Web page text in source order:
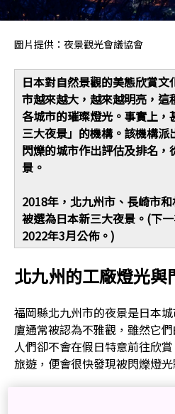
圖片提供：夜景觀光會議協會
日本對自然景觀的美態欣賞
市越來越大，越來越明亮，
各城市的璀璨燈光。事實上
三大夜景」的機構。該機構
閃爍的城市作出評估及排名
景。
2018年，北九州市、長崎市
被選為日本新三大夜景。(下
2022年3月公佈。)
北九州的工廠燈光
福岡縣北九州市的夜景是日本
廈通常被認為不雅觀，雖然它
人們卻不會在假日特意前往欣
旅遊，便會很快發現被閃爍燈